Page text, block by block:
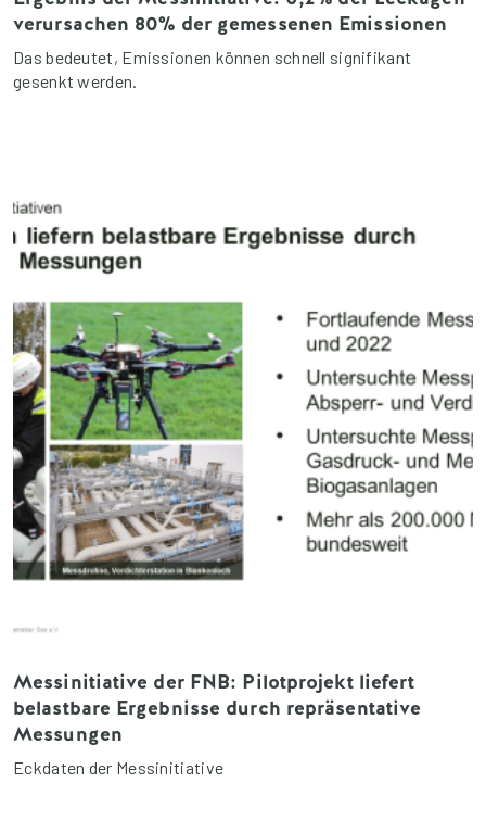
verursachen 80% der gemessenen Emissionen
Das bedeutet, Emissionen können schnell signifikant
gesenkt werden.
Messinitiative der FNB: Pilotprojekt liefert
belastbare Ergebnisse durch repräsentative
Messungen
Eckdaten der Messinitiative